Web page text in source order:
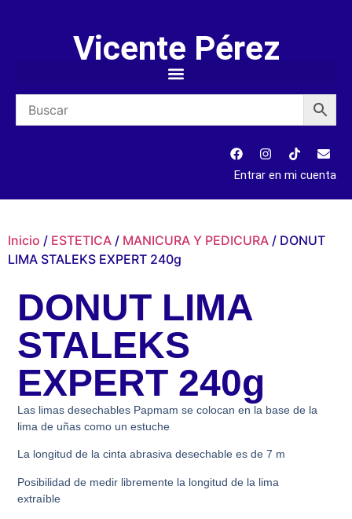
Vicente Pérez
Entrar en mi cuenta
Inicio / ESTETICA / MANICURA Y PEDICURA / DONUT
LIMA STALEKS EXPERT 240g
DONUT LIMA
STALEKS
EXPERT 240g
Las limas desechables Papmam se colocan en la base de la
lima de uñas como un estuche
La longitud de la cinta abrasiva desechable es de 7 m
Posibilidad de medir libremente la longitud de la lima
extraíble